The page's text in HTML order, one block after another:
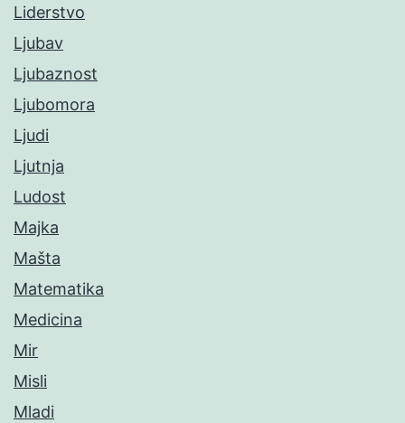
Liderstvo
Ljubav
Ljubaznost
Ljubomora
Ljudi
Ljutnja
Ludost
Majka
Mašta
Matematika
Medicina
Mir
Misli
Mladi